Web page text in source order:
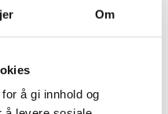
Om
å gi innhold og
vilje osv. Dette synes
Vi er heller ikke alene,
som driver med
Databasen
er et viktig redskap i
Alle hestene er DNA-